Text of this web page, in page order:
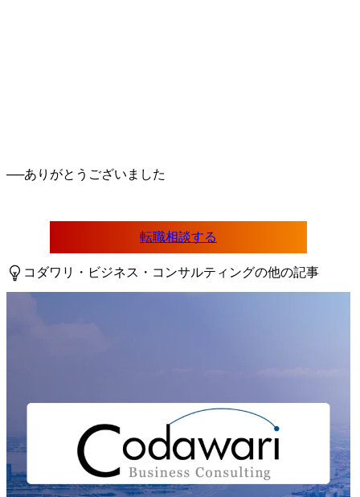
──
転職相談する
コダワリ・ビジネス・コンサルティングの他の記事